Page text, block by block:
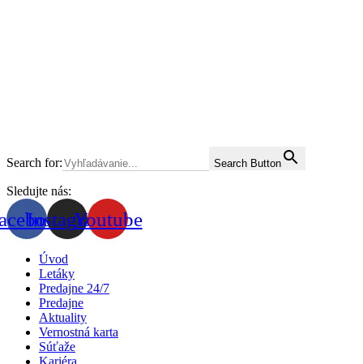
Search for: Search Button
Sledujte nás:
InstagramYoutube
Úvod
Letáky
Predajne 24/7
Predajne
Aktuality
Vernostná karta
Súťaže
Kariéra